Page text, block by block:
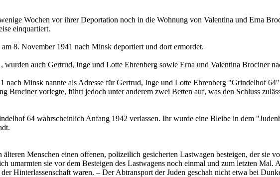
Wochen vor ihrer Deportation noch in die Wohnung von Valentina und Erna
einquartiert.
8. November 1941 nach Minsk deportiert und dort ermordet.
wurden auch Gertrud, Inge und Lotte Ehrenberg sowie Erna und Valentina Brociner
Minsk nannte als Adresse für Gertrud, Inge und Lotte Ehrenberg "Grindelhof
Brociner vorlegte, führt jedoch unter anderem zwei Betten auf, was den Schluss
64 wahrscheinlich Anfang 1942 verlassen. Ihr wurde eine Bleibe in dem
Menschen einen offenen, polizeilich gesicherten Lastwagen besteigen, der sie
umarmten sie vor dem Besteigen des Lastwagens noch einmal und zum letzten
Hinterlassenschaft waren. – Der Abtransport der Juden geschah nicht etwa bei